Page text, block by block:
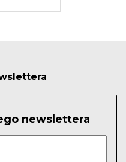
newslettera